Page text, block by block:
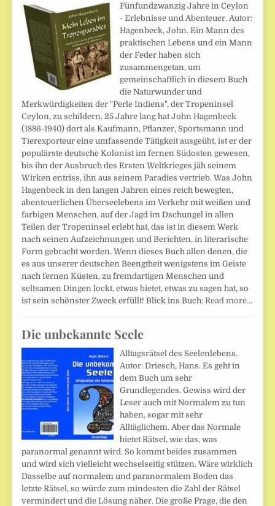
Fünfundzwanzig Jahre in Ceylon
- Erlebnisse und Abenteuer. Autor:
Hagenbeck, John. Ein Mann des
praktischen Lebens und ein Mann
der Feder haben sich
zusammengetan, um
gemeinschaftlich in diesem Buch
die Naturwunder und
Merkwürdigkeiten der "Perle Indiens", der Tropeninsel
Ceylon, zu schildern. 25 Jahre lang hat John Hagenbeck
(1886-1940) dort als Kaufmann, Pflanzer, Sportsmann und
Tierexporteur eine umfassende Tätigkeit ausgeübt, ist er der
populärste deutsche Kolonist im fernen Südosten gewesen,
bis ihn der Ausbruch des Ersten Weltkrieges jäh seinem
Wirken entriss, ihn aus seinem Paradies vertrieb. Was John
Hagenbeck in den langen Jahren eines reich bewegten,
abenteuerlichen Überseelebens im Verkehr mit weißen und
farbigen Menschen, auf der Jagd im Dschungel in allen
Teilen der Tropeninsel erlebt hat, das ist in diesem Werk
nach seinen Aufzeichnungen und Berichten, in literarische
Form gebracht worden. Wenn dieses Buch allen denen, die
es aus unserer deutschen Beengtheit wenigstens im Geiste
nach fernen Küsten, zu fremdartigen Menschen und
seltsamen Dingen lockt, etwas bietet, etwas zu sagen hat, so
ist sein schönster Zweck erfüllt! Blick ins Buch: Read more…
Die unbekannte Seele
Alltagsrätsel des Seelenlebens.
Autor: Driesch, Hans. Es geht in
dem Buch um sehr
Grundlegendes. Gewiss wird der
Leser auch mit Normalem zu tun
haben, sogar mit sehr
Alltäglichem. Aber das Normale
bietet Rätsel, wie das, was
paranormal genannt wird. So kommt beides zusammen
und wird sich vielleicht wechselseitig stützen. Wäre wirklich
Dasselbe auf normalem und paranormalem Boden das
letzte Rätsel, so würde zum mindesten die Zahl der Rätsel
vermindert und die Lösung näher. Die große Frage, die den